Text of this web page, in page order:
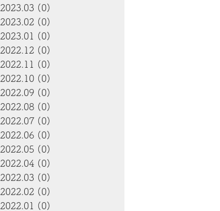
2023.03 (0)
2023.02 (0)
2023.01 (0)
2022.12 (0)
2022.11 (0)
2022.10 (0)
2022.09 (0)
2022.08 (0)
2022.07 (0)
2022.06 (0)
2022.05 (0)
2022.04 (0)
2022.03 (0)
2022.02 (0)
2022.01 (0)